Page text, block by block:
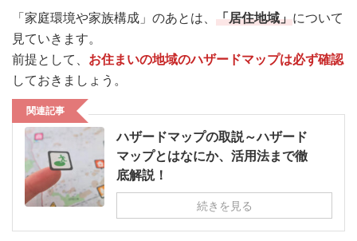
「家庭環境や家族構成」のあとは、 「居住地域」について
見ていきます。
前提として、 お住まいの地域のハザードマップは必ず確認
しておきましょう。
関連記事
ハザードマップの取説～ハザード
マップとはなにか、活用法まで徹
底解説！
続きを見る